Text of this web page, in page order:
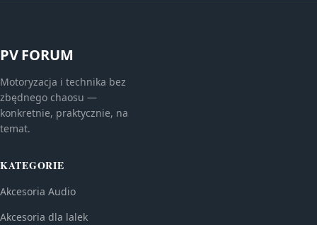
PV FORUM
Motoryzacja i technika bez
zbędnego chaosu —
konkretnie, praktycznie, na
temat.
KATEGORIE
Akcesoria Audio
Akcesoria dla lalek